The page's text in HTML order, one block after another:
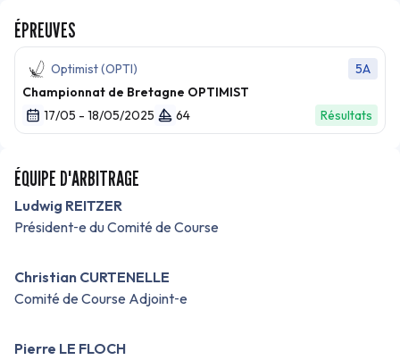
ÉPREUVES
Optimist (OPTI)
5A
Championnat de Bretagne OPTIMIST
17/05 - 18/05/2025
64 Résultats
ÉQUIPE D'ARBITRAGE
Ludwig REITZER
Président‑e du Comité de Course
Christian CURTENELLE
Comité de Course Adjoint‑e
Pierre LE FLOCH